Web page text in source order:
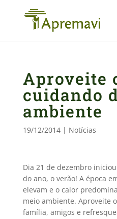
Aproveite
cuidando
ambiente
19/12/2014| Notícias
­Dia 21­ de dezembro
do ano, o verão! A época
elevam e o calor
meio ambiente. Aproveite
família, amigos e